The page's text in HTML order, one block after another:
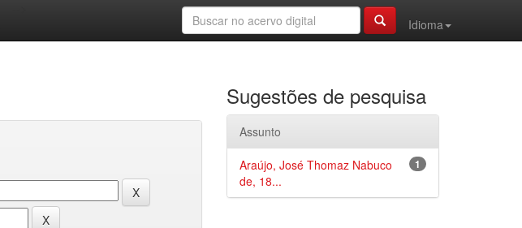
Idioma
Sugestões de pesquisa
Assunto
1
Araújo, José Thomaz Nabuco
de, 18...